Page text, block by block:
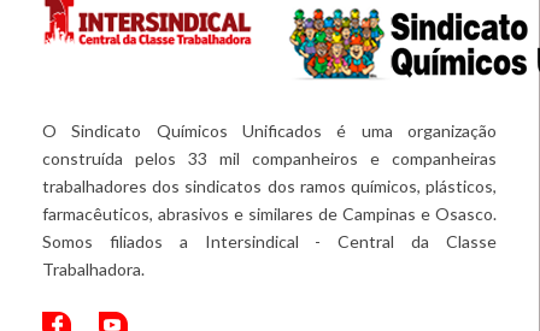
O Sindicato Químicos Unificados é uma organização
construída pelos 33 mil companheiros e companheiras
trabalhadores dos sindicatos dos ramos químicos, plásticos,
farmacêuticos, abrasivos e similares de Campinas e Osasco.
Somos filiados a Intersindical - Central da Classe
Trabalhadora.